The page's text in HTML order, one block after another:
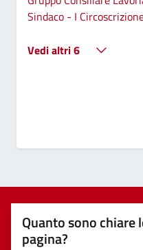
Sindaco - I
Vedi altri 6
Quanto sono
pagina?